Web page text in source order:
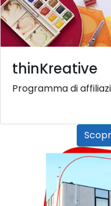
thinKreative
Programma di